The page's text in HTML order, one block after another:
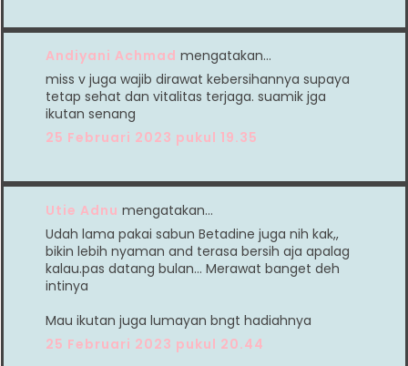
Andiyani Achmad mengatakan…
miss v juga wajib dirawat kebersihannya supaya
tetap sehat dan vitalitas terjaga. suamik jga
ikutan senang
25 Februari 2023 pukul 19.35
Utie Adnu mengatakan…
Udah lama pakai sabun Betadine juga nih kak,,
bikin lebih nyaman and terasa bersih aja apalag
kalau.pas datang bulan... Merawat banget deh
intinya
Mau ikutan juga lumayan bngt hadiahnya
25 Februari 2023 pukul 20.44